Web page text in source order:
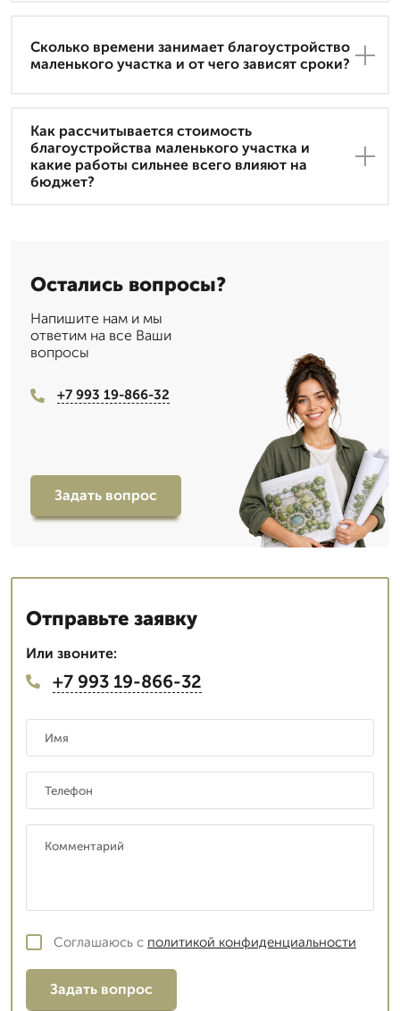
Сколько времени занимает благоустройство
маленького участка и от чего зависят сроки?
Как рассчитывается стоимость
благоустройства маленького участка и
какие работы сильнее всего влияют на
бюджет?
Остались вопросы?
Напишите нам и мы
ответим на все Ваши
вопросы
+7 993 19-866-32
Задать вопрос
Отправьте заявку
Или звоните:
+7 993 19-866-32
Соглашаюсь с политикой конфиденциальности
Задать вопрос